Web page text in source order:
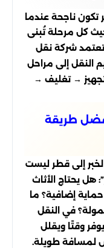
ناجحة عندما
كل مرحلة تُبنى
تعتمد شركة نقل
النقل إلى مراحل
→ تغليف →
طريقة
إلى قطر ليست
هل يحتاج الأثاث
إضافية؟ ما
في النقل
يوفر وقتًا ويقلل
لمسافة طويلة.